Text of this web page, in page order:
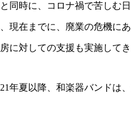
同時に、コロナ禍で苦しむ
現在までに、廃業の危機に
に対しての支援も実施してき
年夏以降、和楽器バンドは